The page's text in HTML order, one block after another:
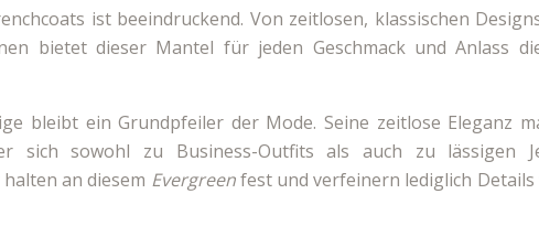
ist beeindruckend. Von zeitlosen, klassischen
bietet dieser Mantel für jeden Geschmack und Anlass
bleibt ein Grundpfeiler der Mode. Seine zeitlose Eleganz
sich sowohl zu Business-Outfits als auch zu lässigen
an diesem Evergreenfest und verfeinern lediglich Details